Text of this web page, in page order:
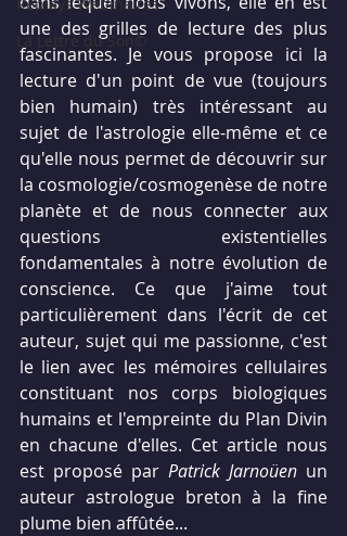
La Lettre du Son©
une des grilles de lecture des plus
fascinantes. Je vous propose ici la
lecture d'un point de vue (toujours
bien humain) très intéressant au
sujet de l'astrologie elle-même et ce
qu'elle nous permet de découvrir sur
la cosmologie/cosmogenèse de notre
planète et de nous connecter aux
questions existentielles
fondamentales à notre évolution de
conscience. Ce que j'aime tout
particulièrement dans l'écrit de cet
auteur, sujet qui me passionne, c'est
le lien avec les mémoires cellulaires
constituant nos corps biologiques
humains et l'empreinte du Plan Divin
en chacune d'elles. Cet article nous
est proposé par Patrick Jarnoüen un
auteur astrologue breton à la fine
plume bien affûtée...